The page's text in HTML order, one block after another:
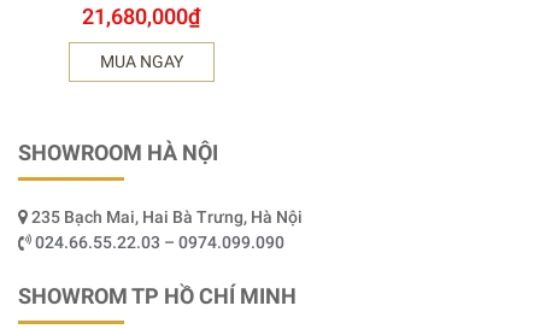
21,680,000₫
MUA NGAY
SHOWROOM HÀ NỘI
235 Bạch Mai, Hai Bà Trưng, Hà Nội
024.66.55.22.03 – 0974.099.090
SHOWROM TP HỒ CHÍ MINH